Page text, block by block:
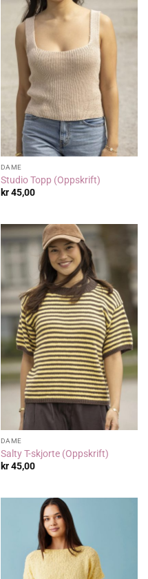
DAME
Studio Topp (Oppskrift)
kr45,00
DAME
Salty T-skjorte (Oppskrift)
kr45,00